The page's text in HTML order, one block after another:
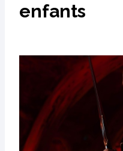
enfants